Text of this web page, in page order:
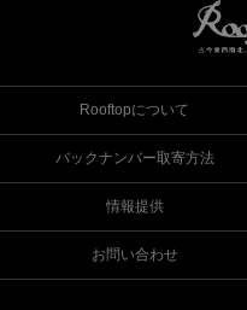
Rooftopについて
バックナンバー取寄方法
情報提供
お問い合わせ